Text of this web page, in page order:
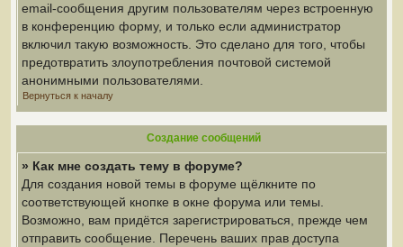
email-сообщения другим пользователям через встроенную
в конференцию форму, и только если администратор
включил такую возможность. Это сделано для того, чтобы
предотвратить злоупотребления почтовой системой
анонимными пользователями.
Вернуться к началу
Создание сообщений
» Как мне создать тему в форуме?
Для создания новой темы в форуме щёлкните по
соответствующей кнопке в окне форума или темы.
Возможно, вам придётся зарегистрироваться, прежде чем
отправить сообщение. Перечень ваших прав доступа